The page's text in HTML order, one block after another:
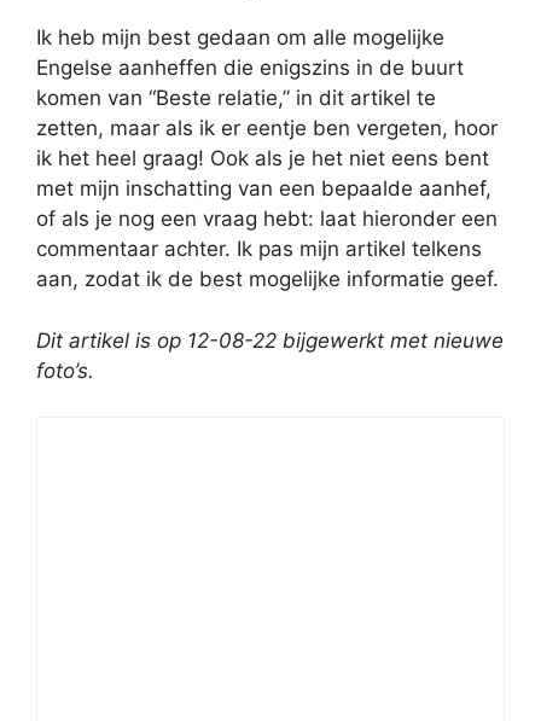
Ik heb mijn best gedaan om alle mogelijke
Engelse aanheffen die enigszins in de buurt
komen van “Beste relatie,” in dit artikel te
zetten, maar als ik er eentje ben vergeten, hoor
ik het heel graag! Ook als je het niet eens bent
met mijn inschatting van een bepaalde aanhef,
of als je nog een vraag hebt: laat hieronder een
commentaar achter. Ik pas mijn artikel telkens
aan, zodat ik de best mogelijke informatie geef.
Dit artikel is op 12-08-22 bijgewerkt met nieuwe
foto’s.